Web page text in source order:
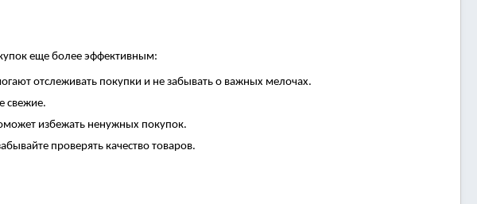
еще более эффективным:
отслеживать покупки и не забывать о важных мелочах.
свежие.
избежать ненужных покупок.
проверять качество товаров.